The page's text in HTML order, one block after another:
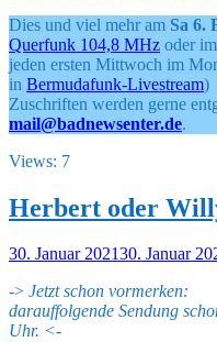
Dies und viel mehr am Sa 6.
Querfunk 104,8 MHz oder im
jeden ersten Mittwoch im
in Bermudafunk-Livestream)
Zuschriften werden gerne
mail@badnewsenter.de.
Views: 7
Herbert oder
30. Januar 202130. Januar
-> Jetzt schon vormerken:
darauffolgende Sendung
Uhr. <-